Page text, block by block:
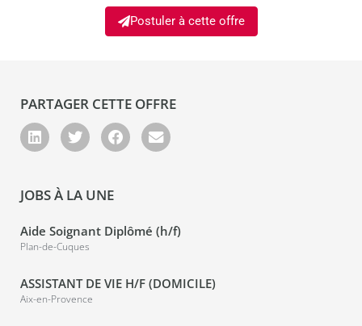
Postuler à cette offre
PARTAGER CETTE OFFRE
JOBS À LA UNE
Aide Soignant Diplômé (h/f)
Plan-de-Cuques
ASSISTANT DE VIE H/F (DOMICILE)
Aix-en-Provence